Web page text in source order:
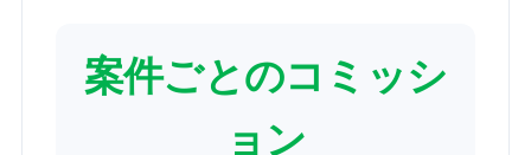
案件ごとのコミッシ
ョン